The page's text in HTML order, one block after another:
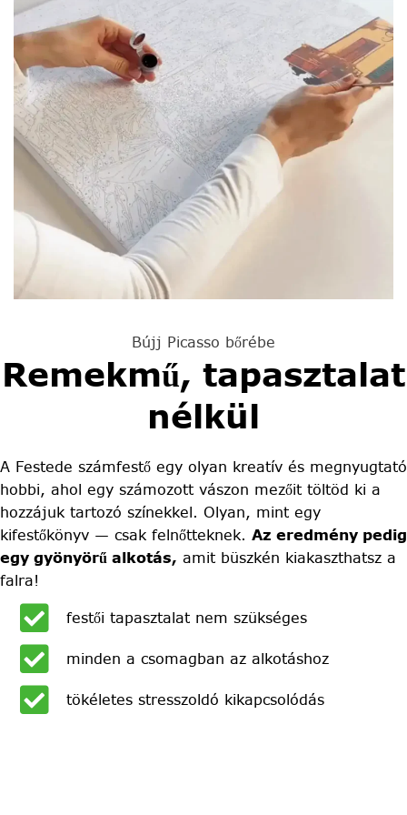
Bújj Picasso bőrébe
Remekmű, tapasztalat
nélkül
A Festede számfestő egy olyan kreatív és megnyugtató
hobbi, ahol egy számozott vászon mezőit töltöd ki a
hozzájuk tartozó színekkel. Olyan, mint egy
kifestőkönyv — csak felnőtteknek. Az eredmény pedig
egy gyönyörű alkotás, amit büszkén kiakaszthatsz a
falra!
festői tapasztalat nem szükséges
minden a csomagban az alkotáshoz
tökéletes stresszoldó kikapcsolódás